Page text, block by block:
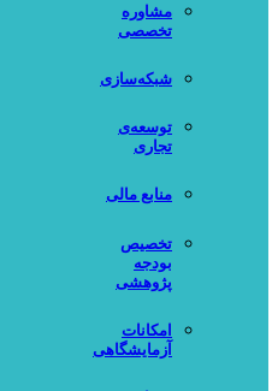
مشاوره
تخصصی
شبکه‌سازی
توسعه‌ی
تجاری
منابع مالی
تخصیص
بودجه
پژوهشی
امکانات
آزمایشگاهی